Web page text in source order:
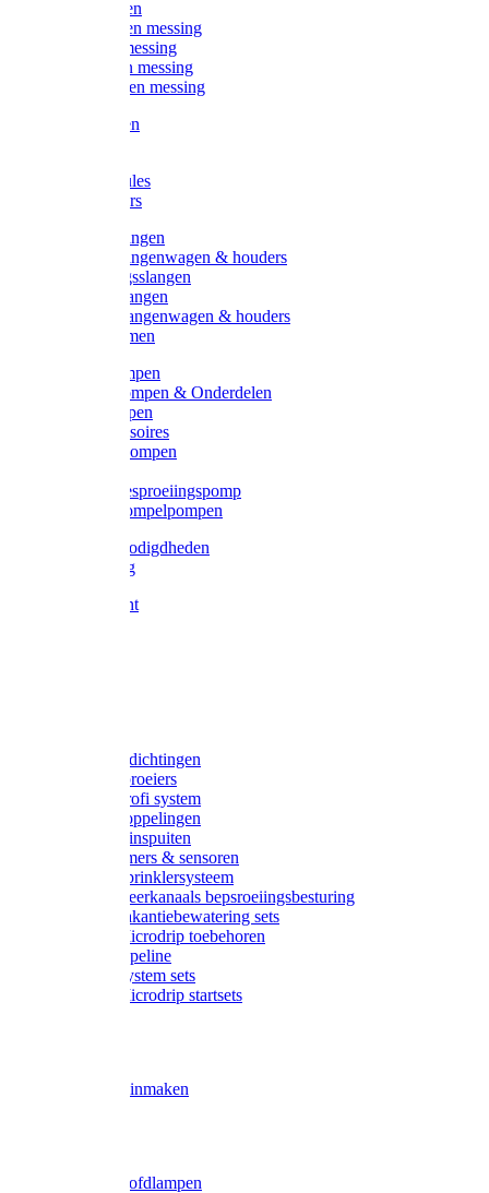
Kogelkranen
Koppelingen messing
Sproeiers messing
Tuinspuiten messing
Slangstukken messing
Handspuiten
Kunststoftules
Regenmeters
Overige slangen
Overige slangenwagen & houders
Beregeningsslangen
Gardena slangen
Gardena slangenwagen & houders
Slangklemmen
Leader pompen
Zwengelpompen & Onderdelen
Ebara pompen
Pompaccessoires
Excellent pompen
Gardena besproeiingspomp
Gardena dompelpompen
Tyleen benodigdheden
Tyleenslang
Lange bocht
Gardena afdichtingen
Gardena sproeiers
Gardena Profi system
Gardena koppelingen
Gardena tuinspuiten
Gardena timers & sensoren
Gardena Sprinklersysteem
Gardena meerkanaals bepsroeiingsbesturing
Gardena vakantiebewatering sets
Gardena Microdrip toebehoren
Gardena Pipeline
Gardena System sets
Gardena Microdrip startsets
Wecken & inmaken
Zak- & Hoofdlampen